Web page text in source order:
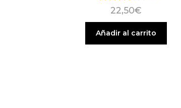
22,50€
Añadir al carrito